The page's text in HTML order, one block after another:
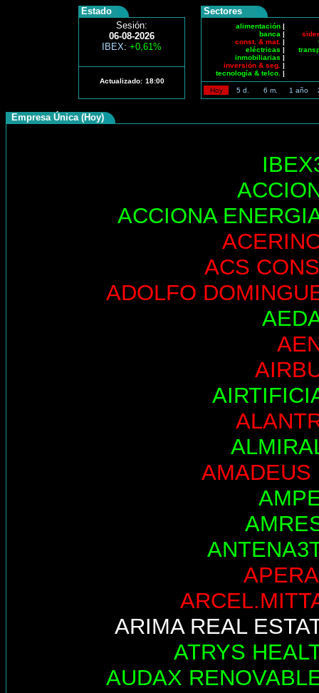
Estado
Sesión:
06-08-2026
IBEX: +0,61%
Actualizado: 18:00
Sectores
alimentación |
banca |
const. & mat. |
eléctricas |
inmobiliarias |
inversión & seg. |
tecnología & telco. |
Hoy 5 d. 6 m. 1 año
Empresa Única (Hoy)
ACCIONA
ACS
ADOLFO
AMADEUS
ARIMA REAL
ATRYS
AUDAX